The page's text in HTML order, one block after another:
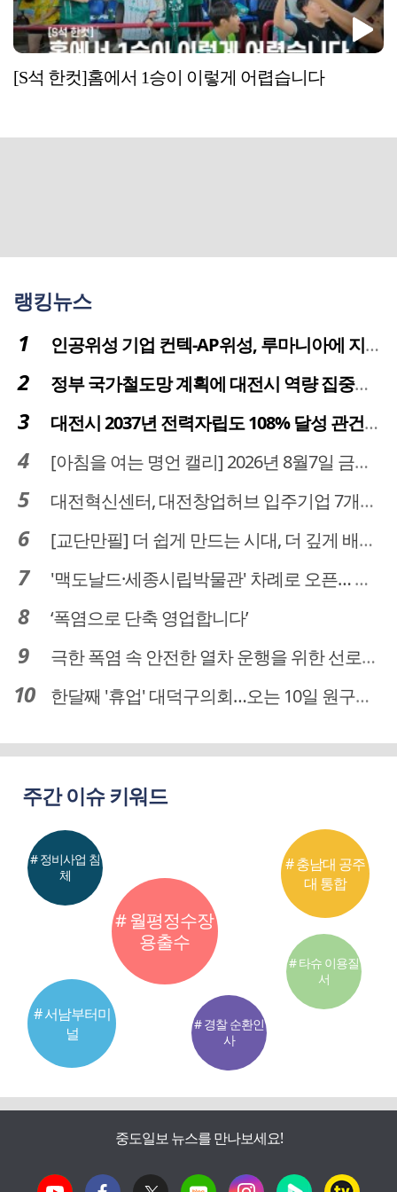
[S석 한컷]홈에서 1승이 이렇게 어렵습니다
랭킹뉴스
인공위성 기업 컨텍-AP위성, 루마니아에 지상국 시스템 전수
정부 국가철도망 계획에 대전시 역량 집중해야
대전시 2037년 전력자립도 108% 달성 관건은 '주민 수용성'
[아침을 여는 명언 캘리] 2026년 8월7일 금요일
대전혁신센터, 대전창업허브 입주기업 7개사 모집
[교단만필] 더 쉽게 만드는 시대, 더 깊게 배우는 교육
'맥도날드·세종시립박물관' 차례로 오픈… 고운동 정주여건 좋아진다
‘폭염으로 단축 영업합니다’
극한 폭염 속 안전한 열차 운행을 위한 선로관리
한달째 '휴업' 대덕구의회…오는 10일 원구성 다시 돌입
주간 이슈 키워드
# 월평정수장
용출수
# 서남부터미
널
# 충남대 공주
대 통합
# 정비사업 침
체
# 경찰 순환인
사
# 타슈 이용질
서
중도일보 뉴스를 만나보세요!